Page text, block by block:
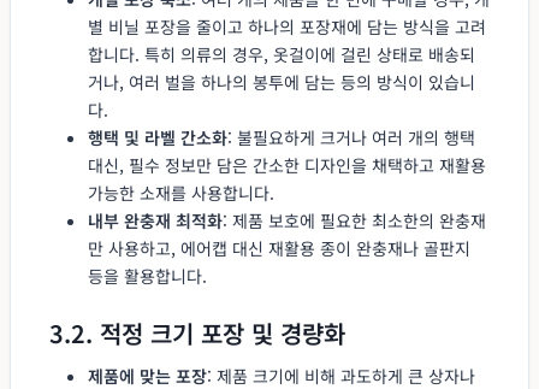
별 비닐 포장을 줄이고 하나의 포장재에 담는 방식을 고려
합니다. 특히 의류의 경우, 옷걸이에 걸린 상태로 배송되
거나, 여러 벌을 하나의 봉투에 담는 등의 방식이 있습니
다.
행택 및 라벨 간소화: 불필요하게 크거나 여러 개의 행택
대신, 필수 정보만 담은 간소한 디자인을 채택하고 재활용
가능한 소재를 사용합니다.
내부 완충재 최적화: 제품 보호에 필요한 최소한의 완충재
만 사용하고, 에어캡 대신 재활용 종이 완충재나 골판지
등을 활용합니다.
3.2. 적정 크기 포장 및 경량화
제품에 맞는 포장: 제품 크기에 비해 과도하게 큰 상자나